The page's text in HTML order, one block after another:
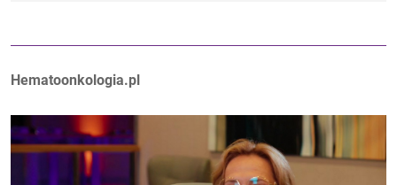
Autorzy:
Hematoonkologia.pl